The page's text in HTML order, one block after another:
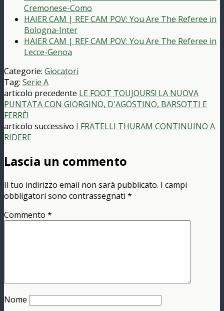
Cremonese-Como
HAIER CAM | REF CAM POV: You Are The Referee in
Bologna-Inter
HAIER CAM | REF CAM POV: You Are The Referee in
Lecce-Genoa
Categorie: Giocatori
Tag: Serie A
articolo precedente LE FOOT TOUJOURS! LA NUOVA
PUNTATA CON GIORGINO, D'AGOSTINO, BARSOTTI E
FERRÈ!
articolo successivo I FRATELLI THURAM CONTINUINO A
RIDERE
Lascia un commento
Il tuo indirizzo email non sarà pubblicato. I campi
obbligatori sono contrassegnati *
Commento *
Nome